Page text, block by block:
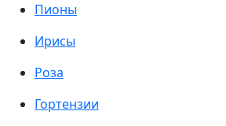
Пионы
Ирисы
Роза
Гортензии